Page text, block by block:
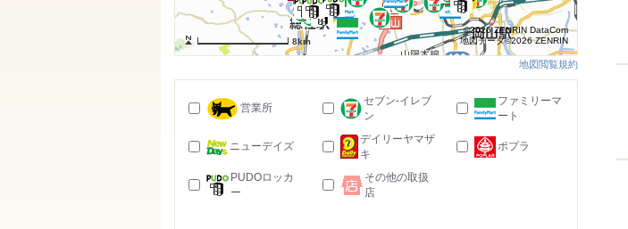
8km
©2026 ZENRIN DataCom
地図データ©2026 ZENRIN
地図閲覧規約
営業所
セブン-イレブ
ン
ファミリーマ
ート
ニューデイズ
デイリーヤマザ
キ
ポプラ
PUDOロッカ
ー
その他の取扱
店